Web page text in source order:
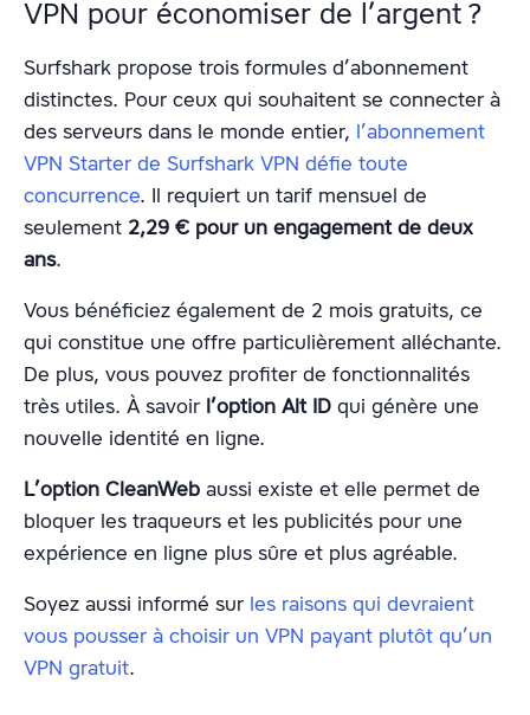
VPN pour économiser de l’argent ?
Surfshark propose trois formules d’abonnement
distinctes. Pour ceux qui souhaitent se connecter à
des serveurs dans le monde entier, l’abonnement
VPN Starter de Surfshark VPN défie toute
concurrence. Il requiert un tarif mensuel de
seulement 2,29 € pour un engagement de deux
ans.
Vous bénéficiez également de 2 mois gratuits, ce
qui constitue une offre particulièrement alléchante.
De plus, vous pouvez profiter de fonctionnalités
très utiles. À savoir l’option Alt ID qui génère une
nouvelle identité en ligne.
L’option CleanWeb aussi existe et elle permet de
bloquer les traqueurs et les publicités pour une
expérience en ligne plus sûre et plus agréable.
Soyez aussi informé sur les raisons qui devraient
vous pousser à choisir un VPN payant plutôt qu’un
VPN gratuit.